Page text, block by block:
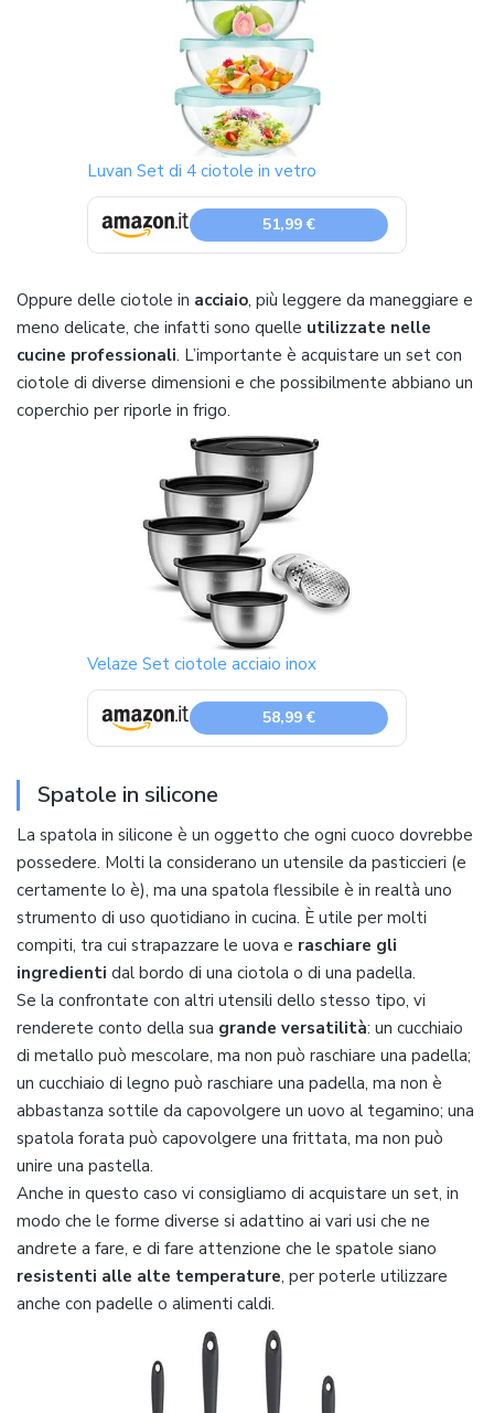
Luvan Set di 4 ciotole in vetro
51,99 €
Oppure delle ciotole in acciaio, più leggere da maneggiare e
meno delicate, che infatti sono quelle utilizzate nelle
cucine professionali. L’importante è acquistare un set con
ciotole di diverse dimensioni e che possibilmente abbiano un
coperchio per riporle in frigo.
Velaze Set ciotole acciaio inox
58,99 €
Spatole in silicone
La spatola in silicone è un oggetto che ogni cuoco dovrebbe
possedere. Molti la considerano un utensile da pasticcieri (e
certamente lo è), ma una spatola flessibile è in realtà uno
strumento di uso quotidiano in cucina. È utile per molti
compiti, tra cui strapazzare le uova e raschiare gli
ingredienti dal bordo di una ciotola o di una padella.
Se la confrontate con altri utensili dello stesso tipo, vi
renderete conto della sua grande versatilità: un cucchiaio
di metallo può mescolare, ma non può raschiare una padella;
un cucchiaio di legno può raschiare una padella, ma non è
abbastanza sottile da capovolgere un uovo al tegamino; una
spatola forata può capovolgere una frittata, ma non può
unire una pastella.
Anche in questo caso vi consigliamo di acquistare un set, in
modo che le forme diverse si adattino ai vari usi che ne
andrete a fare, e di fare attenzione che le spatole siano
resistenti alle alte temperature, per poterle utilizzare
anche con padelle o alimenti caldi.